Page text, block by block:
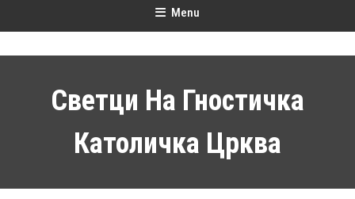
Menu
Светци На Гностичка
Католичка Црква